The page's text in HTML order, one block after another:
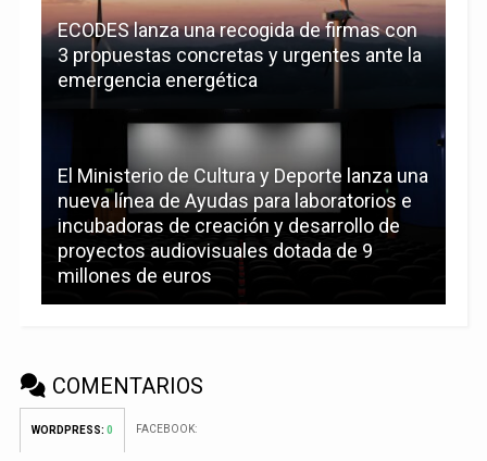
ECODES lanza una recogida de firmas con
3 propuestas concretas y urgentes ante la
emergencia energética
El Ministerio de Cultura y Deporte lanza una
nueva línea de Ayudas para laboratorios e
incubadoras de creación y desarrollo de
proyectos audiovisuales dotada de 9
millones de euros
COMENTARIOS
WORDPRESS: 0 FACEBOOK: